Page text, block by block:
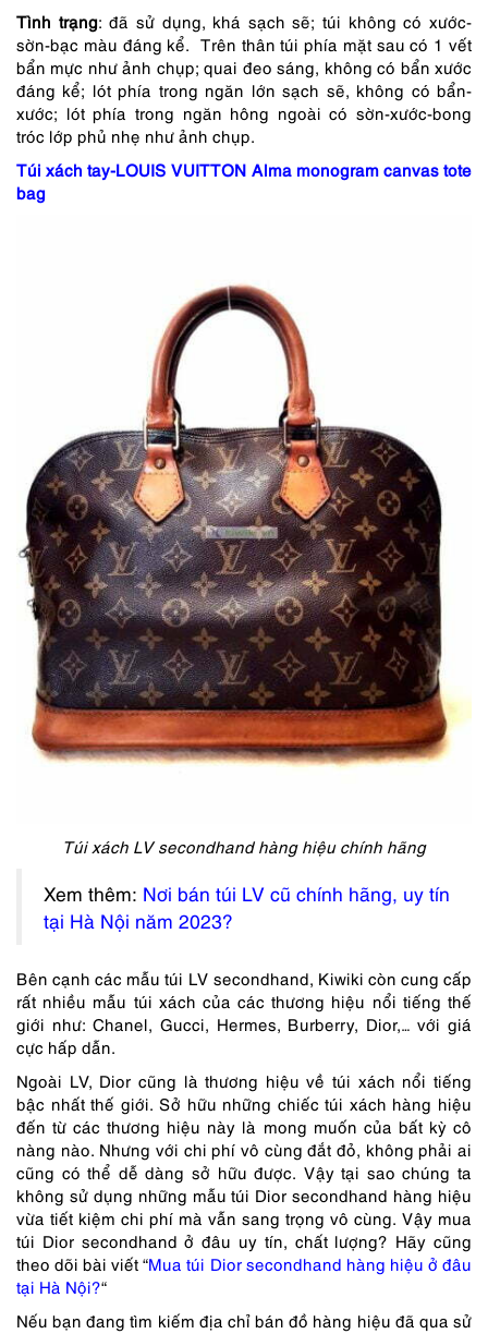
Tình trạng: đã sử dụng, khá sạch sẽ; túi không có xước-
sờn-bạc màu đáng kể. Trên thân túi phía mặt sau có 1 vết
bẩn mực như ảnh chụp; quai đeo sáng, không có bẩn xước
đáng kể; lót phía trong ngăn lớn sạch sẽ, không có bẩn-
xước; lót phía trong ngăn hông ngoài có sờn-xước-bong
tróc lớp phủ nhẹ như ảnh chụp.
Túi xách tay-LOUIS VUITTON Alma monogram canvas tote
bag
Túi xách LV secondhand hàng hiệu chính hãng
Xem thêm: Nơi bán túi LV cũ chính hãng, uy tín
tại Hà Nội năm 2023?
Bên cạnh các mẫu túi LV secondhand, Kiwiki còn cung cấp
rất nhiều mẫu túi xách của các thương hiệu nổi tiếng thế
giới như: Chanel, Gucci, Hermes, Burberry, Dior,… với giá
cực hấp dẫn.
Ngoài LV, Dior cũng là thương hiệu về túi xách nổi tiếng
bậc nhất thế giới. Sở hữu những chiếc túi xách hàng hiệu
đến từ các thương hiệu này là mong muốn của bất kỳ cô
nàng nào. Nhưng với chi phí vô cùng đắt đỏ, không phải ai
cũng có thể dễ dàng sở hữu được. Vậy tại sao chúng ta
không sử dụng những mẫu túi Dior secondhand hàng hiệu
vừa tiết kiệm chi phí mà vẫn sang trọng vô cùng. Vậy mua
túi Dior secondhand ở đâu uy tín, chất lượng? Hãy cũng
theo dõi bài viết “Mua túi Dior secondhand hàng hiệu ở đâu
tại Hà Nội?“
Nếu bạn đang tìm kiếm địa chỉ bán đồ hàng hiệu đã qua sử